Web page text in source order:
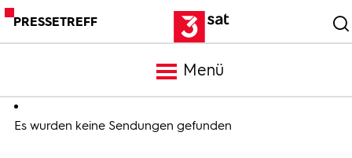
PRESSETREFF
Menü
Meldungen
Es wurden keine Sendungen gefunden